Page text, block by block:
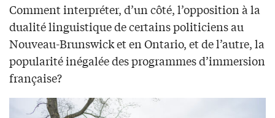
Comment interpréter, d’un côté, l’opposition à la
dualité linguistique de certains politiciens au
Nouveau-Brunswick et en Ontario, et de l’autre, la
popularité inégalée des programmes d’immersion
française?